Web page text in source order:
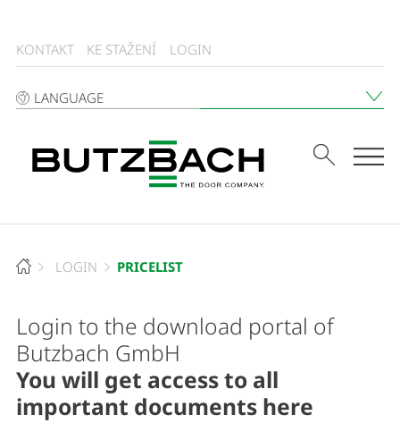
KONTAKT KE STAŽENÍ LOGIN
LANGUAGE
LOGIN PRICELIST
Login to the download portal of
Butzbach GmbH
You will get access to all
important documents here